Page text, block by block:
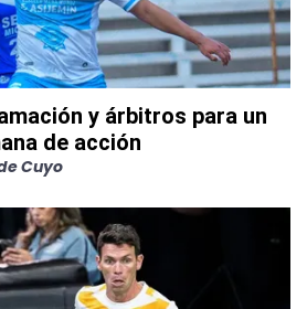
y árbitros para un
de acción
Cuyo